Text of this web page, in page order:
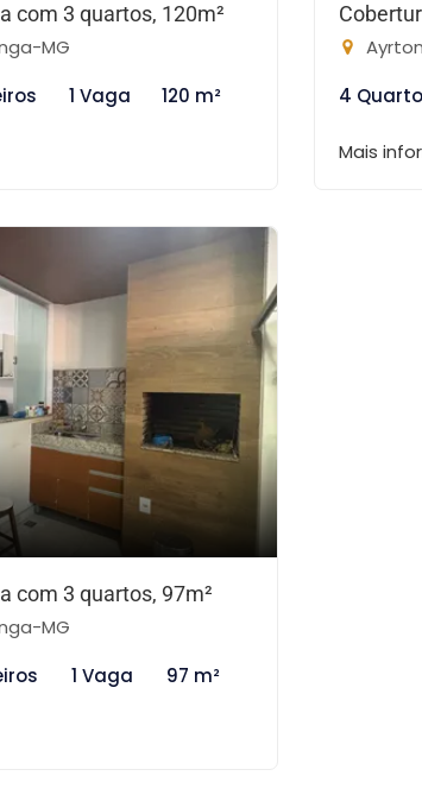
com 3 quartos, 120m²
MG
1 Vaga 120 m²
4
Mais
com 3 quartos, 97m²
MG
1 Vaga 97 m²